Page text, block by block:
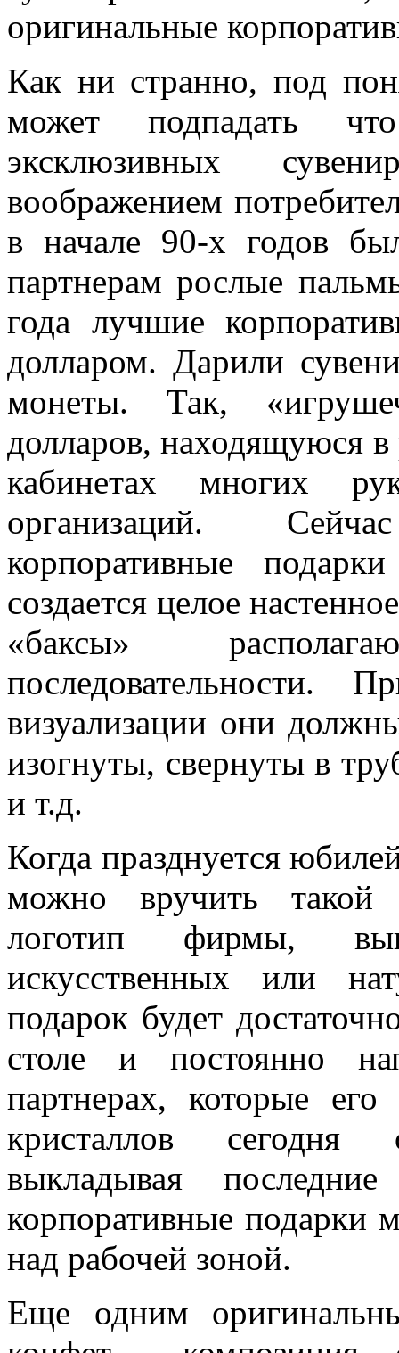
оригинальные
Как ни странно, под
может подпадать
эксклюзивных
воображением
в начале 90-х годов
партнерам рослые
года лучшие
долларом. Дарили
монеты. Так,
долларов, находящуюся
кабинетах многих
организаций.
корпоративные
создается целое
«баксы»
последовательности.
визуализации они
изогнуты, свернуты в
и т.д.
Когда празднуется
можно вручить такой
логотип фирмы,
искусственных или
подарок будет
столе и постоянно
партнерах, которые
кристаллов
выкладывая
корпоративные подарки
над рабочей зоной.
Еще одним